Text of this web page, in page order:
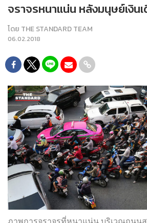
จราจรหนาแน่น หลังมนุษย์เงิน
โดย THE STANDARD TEAM
06.02.2018
ภาพการจราจรที่หนาแน่น บริเวณถนน